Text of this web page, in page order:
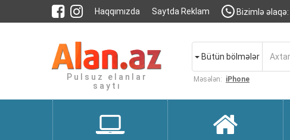
Haqqımızda Saytda Reklam Bizimlə əlaqə:
Pulsuz elanlar
saytı
Bütün bölmələr
Məsələn: iPhone